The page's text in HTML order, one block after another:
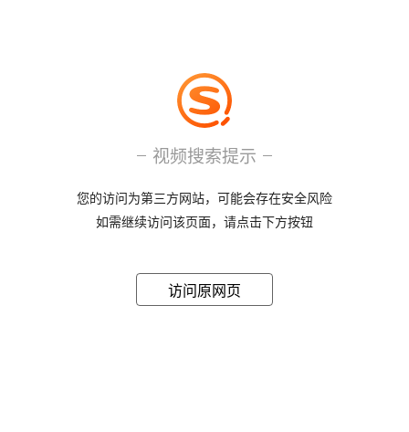
视频搜索提示
您的访问为第三方网站，可能会存在安全风险
如需继续访问该页面，请点击下方按钮
访问原网页